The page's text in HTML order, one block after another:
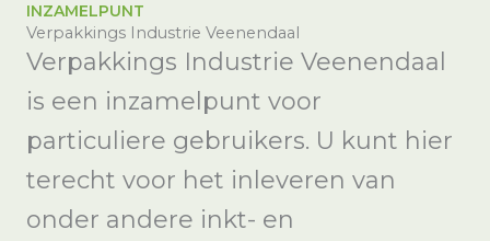
INZAMELPUNT
Verpakkings Industrie Veenendaal
Verpakkings Industrie Veenendaal
is een inzamelpunt voor
particuliere gebruikers. U kunt hier
terecht voor het inleveren van
onder andere inkt- en